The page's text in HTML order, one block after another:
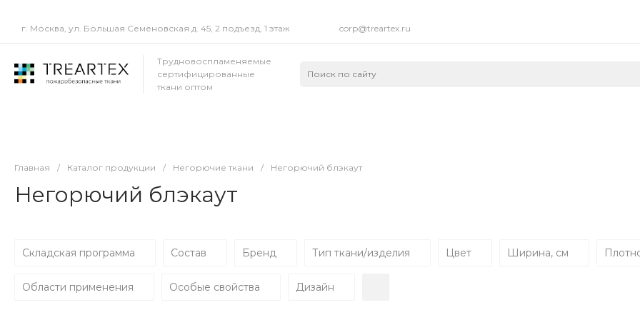
г. Москва, ул. Большая Семеновская д. 45, 2 подъезд, 1 этаж corp@treartex.ru
Трудновоспламеняемые
сертифицированные
ткани оптом
Главная / Каталог продукции / Негорючие ткани / Негорючий блэкаут
Негорючий блэкаут
Складская программа Состав Бренд Тип ткани/изделия Цвет Ширина, см
Области применения Особые свойства Дизайн